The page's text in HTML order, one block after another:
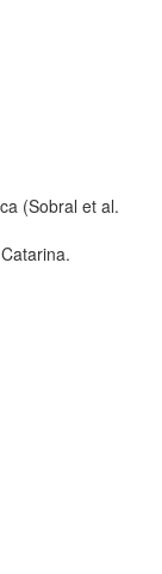
(Sobral et al.